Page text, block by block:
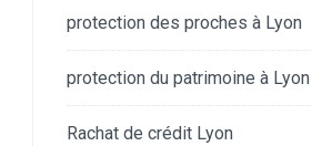
protection des proches à Lyon
protection du patrimoine à Lyon
Rachat de crédit Lyon